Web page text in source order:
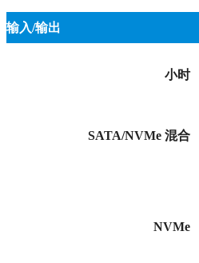
输入/输出
小时
SATA/NVMe 混合
NVMe